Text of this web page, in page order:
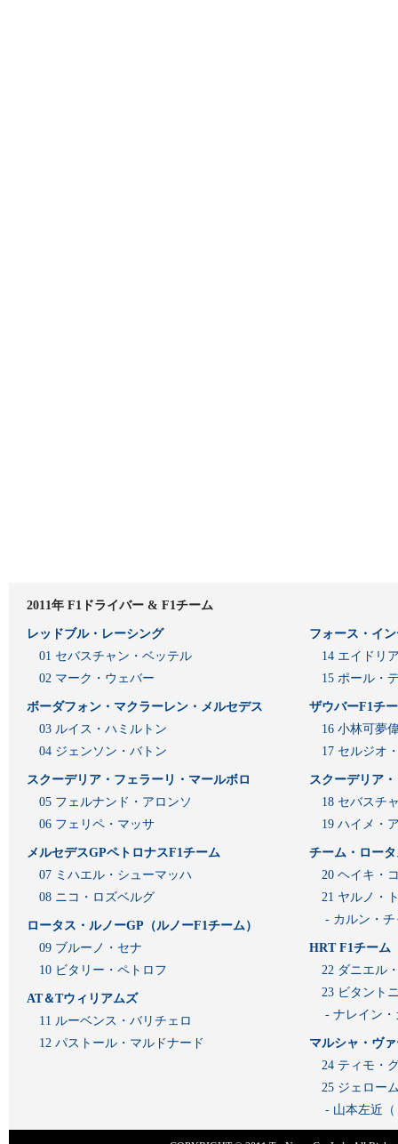
2011年 F1ドライバー & F1チーム
レッドブル・レーシング
01 セバスチャン・ベッテル
02 マーク・ウェバー
ボーダフォン・マクラーレン・メルセデス
03 ルイス・ハミルトン
04 ジェンソン・バトン
スクーデリア・フェラーリ・マールボロ
05 フェルナンド・アロンソ
06 フェリペ・マッサ
メルセデスGPペトロナスF1チーム
07 ミハエル・シューマッハ
08 ニコ・ロズベルグ
ロータス・ルノーGP（ルノーF1チーム）
09 ブルーノ・セナ
10 ビタリー・ペトロフ
AT＆Tウィリアムズ
11 ルーベンス・バリチェロ
12 パストール・マルドナード
フォース・イ
14 エイドリ
15 ポール・
ザウバーF1チ
16 小林可夢
17 セルジオ
スクーデリア
18 セバスチ
19 ハイメ・
チーム・ロー
20 ヘイキ・
21 ヤルノ・
- カルン・
HRT F1チーム
22 ダニエル
23 ビタント
- ナレイン
マルシャ・ヴ
24 ティモ・
25 ジェロー
- 山本左近